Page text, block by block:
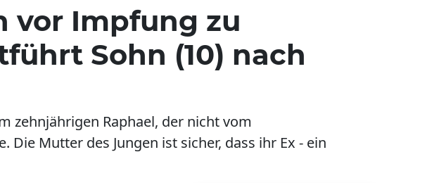
vor Impfung zu
Sohn (10) nach
zehnjährigen Raphael, der nicht vom
Mutter des Jungen ist sicher, dass ihr Ex - ein